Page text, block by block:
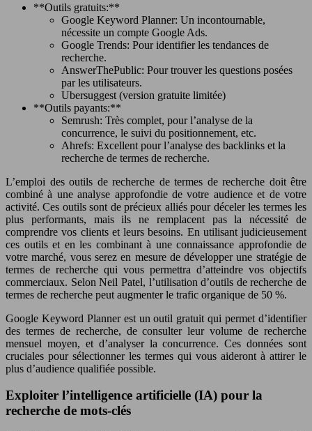
**Outils gratuits:**
Google Keyword Planner: Un incontournable,
nécessite un compte Google Ads.
Google Trends: Pour identifier les tendances de
recherche.
AnswerThePublic: Pour trouver les questions posées
par les utilisateurs.
Ubersuggest (version gratuite limitée)
**Outils payants:**
Semrush: Très complet, pour l’analyse de la
concurrence, le suivi du positionnement, etc.
Ahrefs: Excellent pour l’analyse des backlinks et la
recherche de termes de recherche.
L’emploi des outils de recherche de termes de recherche doit être
combiné à une analyse approfondie de votre audience et de votre
activité. Ces outils sont de précieux alliés pour déceler les termes les
plus performants, mais ils ne remplacent pas la nécessité de
comprendre vos clients et leurs besoins. En utilisant judicieusement
ces outils et en les combinant à une connaissance approfondie de
votre marché, vous serez en mesure de développer une stratégie de
termes de recherche qui vous permettra d’atteindre vos objectifs
commerciaux. Selon Neil Patel, l’utilisation d’outils de recherche de
termes de recherche peut augmenter le trafic organique de 50 %.
Google Keyword Planner est un outil gratuit qui permet d’identifier
des termes de recherche, de consulter leur volume de recherche
mensuel moyen, et d’analyser la concurrence. Ces données sont
cruciales pour sélectionner les termes qui vous aideront à attirer le
plus d’audience qualifiée possible.
Exploiter l’intelligence artificielle (IA) pour la
recherche de mots-clés